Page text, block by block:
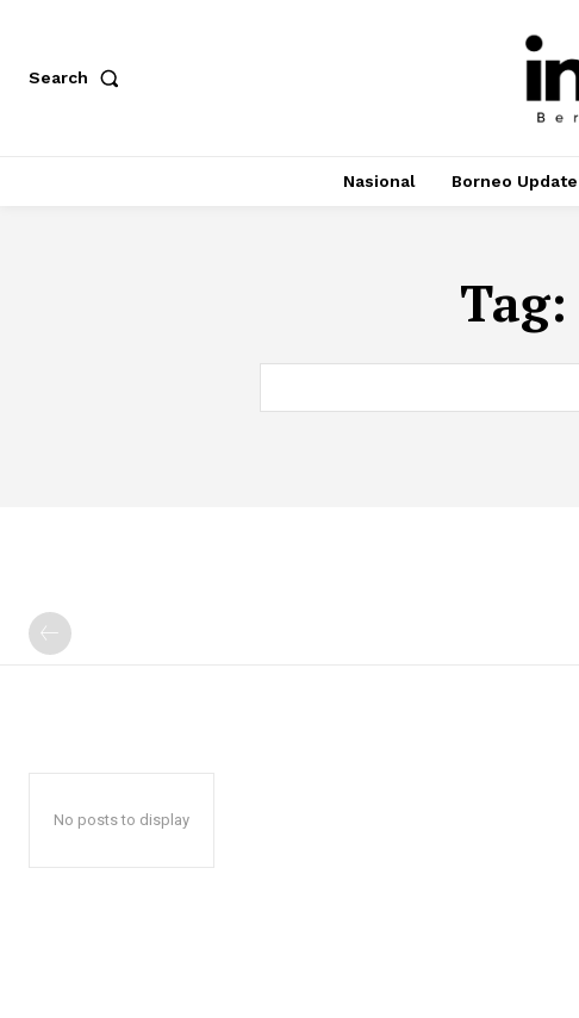
Search
Nasional Borneo Update
Tag:
No posts to display